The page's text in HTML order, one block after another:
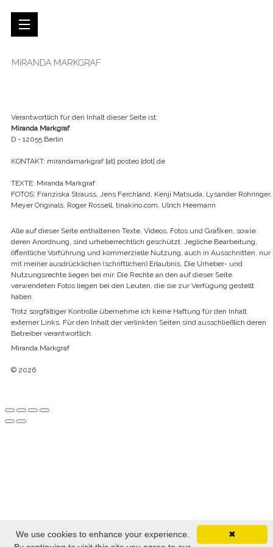
Verantwortlich für den Inhalt dieser Seite ist:
Miranda Markgraf
D - 12055 Berlin
KONTAKT: mirandamarkgraf [at] posteo [dot] de
TEXTE: Miranda Markgraf
FOTOS: Franziska Strauss, Jens Ferchland, Kenji Matsuda, Lysander Rohringer,
Meyer Originals, Roger Rossell, tinakino.com, Ulrich Heemann
Alle auf dieser Seite enthaltenen Texte, Videos, Fotos und Grafiken, sowie
deren Anordnung, sind urheberrechtlich geschützt. Jegliche Bearbeitung,
öffentliche Vorführung und kommerzielle Nutzung, auch in Ausschnitten, nur
mit meiner ausdrücklichen (schriftlichen) Erlaubnis. Die Urheber- und
Nutzungsrechte liegen bei mir. Die Rechte an den auf dieser Seite
verwendeten Fotos liegen bei den Leuten, die sie zur Verfügung gestellt
haben.
Trotz sorgfältiger Kontrolle übernehme ich keine Haftung für den Inhalt
externer Links. Für den Inhalt der verlinkten Seiten sind ausschließlich deren
Betreiber verantwortlich.
Miranda Markgraf
© 2026
✖
We use cookies to enhance your experience.